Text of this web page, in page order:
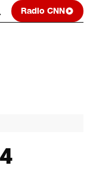
Radio CNN